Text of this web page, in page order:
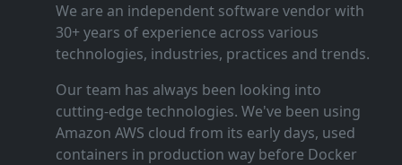
We are an independent software vendor with
30+ years of experience across various
technologies, industries, practices and trends.
Our team has always been looking into
cutting‑edge technologies. We've been using
Amazon AWS cloud from its early days, used
containers in production way before Docker